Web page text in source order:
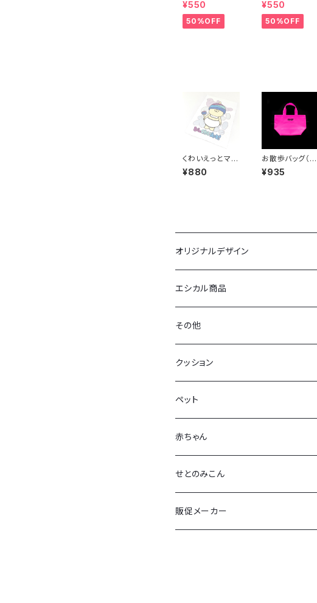
ー八重)
¥550
50%OFF
¥550
50%OFF
くわいえっとマル
チクリーナー
¥880
お散歩バッグ（ピ
ンク）
¥935
オリジナルデザイン
布ポスター
バック
拭く太郎
クッションカバー
ミニタオル
ガラスコースター
ビーチサンダル
エシカル商品
その他
牡蠣グッズ
ブックカバー（経済大学）
お好みバッグ
クッション
ペット
赤ちゃん
せとのみこん
かっきふほふ
販促メーカー